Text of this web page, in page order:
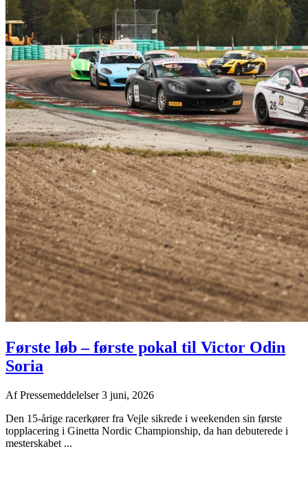
Første løb – første pokal til Victor Odin
Soria
AfPressemeddelelser3 juni, 2026
Den 15-årige racerkører fra Vejle sikrede i weekenden sin første
topplacering i Ginetta Nordic Championship, da han debuterede i
mesterskabet ...